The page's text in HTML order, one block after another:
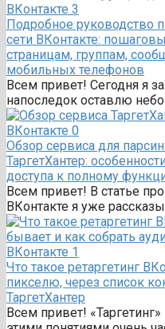
ВКонтакте 3
Подробное руководство
сети ВКонтакте:
страницам, группам,
мобильных телефонов
Всем привет! Сегодня я
напоследок оставлю
ВКонтакте 0
Обзор сервиса для
ТаргетХантер:
доступа к полному
Всем привет! В статье
ВКонтакте я уже
ВКонтакте 1
Что такое ретаргетинг
пикселю, через список
ТаргетХантер
Всем привет!